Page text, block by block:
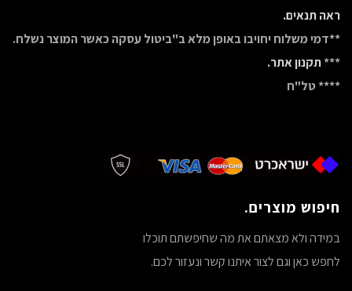
ראה תנאים.
**דמי משלוח יחויבו באופן מלא ב"ביטול עסקה כאשר המוצר נשלח.
***תקנון אתר.
**** טל"ח
חיפוש מוצרים.
במידה ולא מצאתם את מה שחיפשתם תוכלו
לחפש כאן וגם לצור איתנו קשר ונעזור לכם.